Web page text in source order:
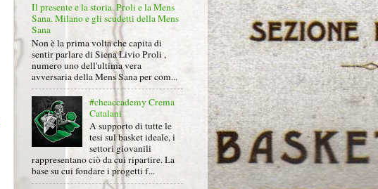
Il presente e la storia. Proli e la Mens
Sana. Milano e gli scudetti della Mens
Sana
Non è la prima volta che capita di
sentir parlare di Siena Livio Proli ,
numero uno dell'ultima vera
avversaria della Mens Sana per com...
#cheaccademy Crema
Catalani
A supporto di tutte le
tesi sul basket ideale, i
settori giovanili
rappresentano ciò da cui ripartire. La
base su cui fondare i progetti f...